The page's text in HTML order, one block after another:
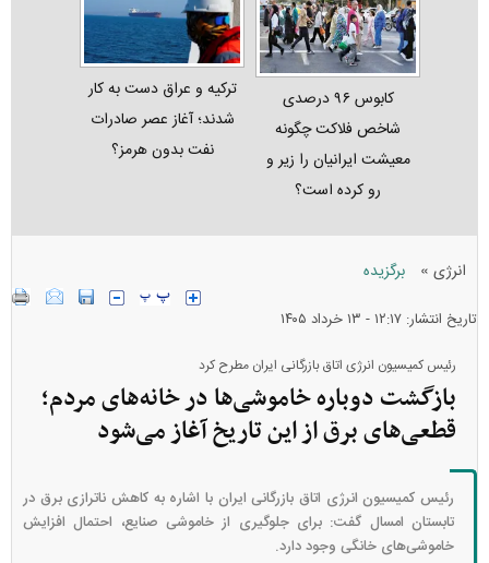
کابوس ۹۶ درصدی
شاخص فلاکت چگونه
معیشت ایرانیان را زیر و
رو کرده است؟
ترکیه و عراق دست به کار
شدند؛ آغاز عصر صادرات
نفت بدون هرمز؟
انرژی » برگزیده
تاریخ انتشار: ۱۲:۱۷ - ۱۳ خرداد ۱۴۰۵
رئیس کمیسیون انرژی اتاق بازرگانی ایران مطرح کرد
بازگشت دوباره خاموشی‌ها در خانه‌های مردم؛
قطعی‌های برق از این تاریخ آغاز می‌شود
رئیس کمیسیون انرژی اتاق بازرگانی ایران با اشاره به کاهش ناترازی برق در
تابستان امسال گفت: برای جلوگیری از خاموشی صنایع، احتمال افزایش
خاموشی‌های خانگی وجود دارد.